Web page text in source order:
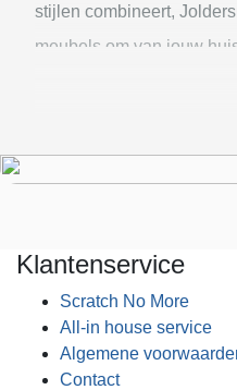
stijlen combineert,
meubels om van jouw
Klantenservice
Scratch No More
All-in house service
Algemene
Contact